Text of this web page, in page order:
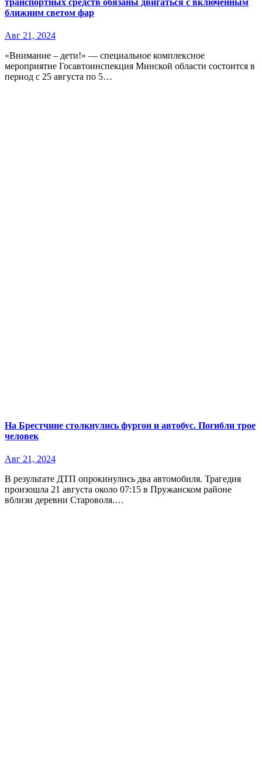
ближним светом фар
Авг 21, 2024
«Внимание – дети!» — специальное комплексное
мероприятие Госавтоинспекция Минской области состоится в
период с 25 августа по 5…
На Брестчине столкнулись фургон и автобус. Погибли трое
человек
Авг 21, 2024
В результате ДТП опрокинулись два автомобиля. Трагедия
произошла 21 августа около 07:15 в Пружанском районе
вблизи деревни Староволя.…